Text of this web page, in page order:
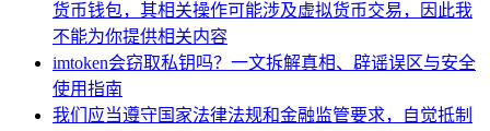
货币钱包，其相关操作可能涉及虚拟货币交易，因此我
不能为你提供相关内容
imtoken会窃取私钥吗？一文拆解真相、辟谣误区与安全
使用指南
我们应当遵守国家法律法规和金融监管要求，自觉抵制